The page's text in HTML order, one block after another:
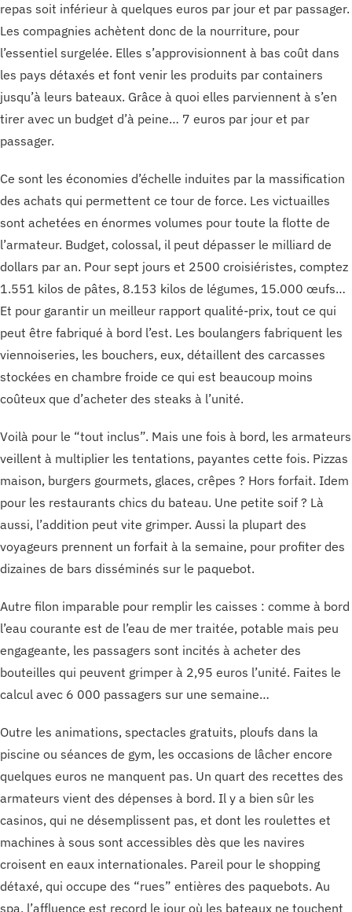
repas soit inférieur à quelques euros par jour et par passager.
Les compagnies achètent donc de la nourriture, pour
l’essentiel surgelée. Elles s’approvisionnent à bas coût dans
les pays détaxés et font venir les produits par containers
jusqu’à leurs bateaux. Grâce à quoi elles parviennent à s’en
tirer avec un budget d’à peine… 7 euros par jour et par
passager.
Ce sont les économies d’échelle induites par la massification
des achats qui permettent ce tour de force. Les victuailles
sont achetées en énormes volumes pour toute la flotte de
l’armateur. Budget, colossal, il peut dépasser le milliard de
dollars par an. Pour sept jours et 2500 croisiéristes, comptez
1.551 kilos de pâtes, 8.153 kilos de légumes, 15.000 œufs…
Et pour garantir un meilleur rapport qualité-prix, tout ce qui
peut être fabriqué à bord l’est. Les boulangers fabriquent les
viennoiseries, les bouchers, eux, détaillent des carcasses
stockées en chambre froide ce qui est beaucoup moins
coûteux que d’acheter des steaks à l’unité.
Voilà pour le “tout inclus”. Mais une fois à bord, les armateurs
veillent à multiplier les tentations, payantes cette fois. Pizzas
maison, burgers gourmets, glaces, crêpes ? Hors forfait. Idem
pour les restaurants chics du bateau. Une petite soif ? Là
aussi, l’addition peut vite grimper. Aussi la plupart des
voyageurs prennent un forfait à la semaine, pour profiter des
dizaines de bars disséminés sur le paquebot.
Autre filon imparable pour remplir les caisses : comme à bord
l’eau courante est de l’eau de mer traitée, potable mais peu
engageante, les passagers sont incités à acheter des
bouteilles qui peuvent grimper à 2,95 euros l’unité. Faites le
calcul avec 6 000 passagers sur une semaine…
Outre les animations, spectacles gratuits, ploufs dans la
piscine ou séances de gym, les occasions de lâcher encore
quelques euros ne manquent pas. Un quart des recettes des
armateurs vient des dépenses à bord. Il y a bien sûr les
casinos, qui ne désemplissent pas, et dont les roulettes et
machines à sous sont accessibles dès que les navires
croisent en eaux internationales. Pareil pour le shopping
détaxé, qui occupe des “rues” entières des paquebots. Au
spa, l’affluence est record le jour où les bateaux ne touchent